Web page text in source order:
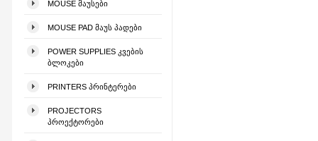
MOUSE ᲛᲐᲣᲡᲔᲑᲘ
MOUSE PAD ᲛᲐᲣᲡ ᲞᲐᲓᲔᲑᲘ
POWER SUPPLIES ᲙᲕᲔᲑᲘᲡ
ᲑᲚᲝᲙᲔᲑᲘ
PRINTERS ᲞᲠᲘᲜᲢᲔᲠᲔᲑᲘ
PROJECTORS
ᲞᲠᲝᲔᲥᲢᲝᲠᲔᲑᲘ